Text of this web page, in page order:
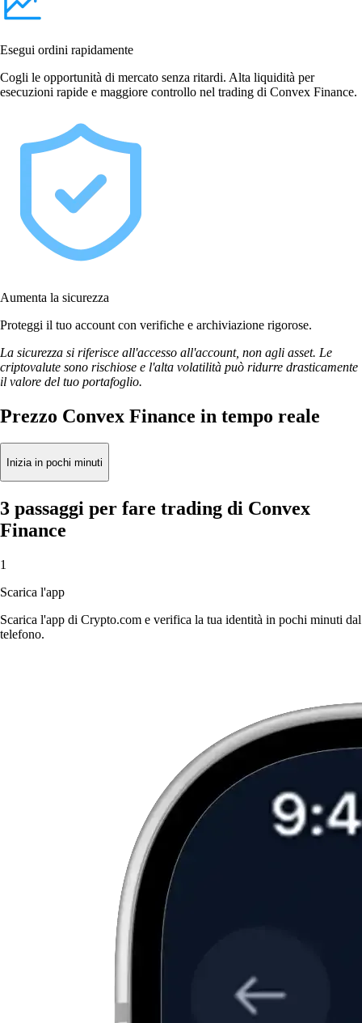
Esegui ordini rapidamente
Cogli le opportunità di mercato senza ritardi. Alta liquidità per
esecuzioni rapide e maggiore controllo nel trading di Convex Finance.
Aumenta la sicurezza
Proteggi il tuo account con verifiche e archiviazione rigorose.
La sicurezza si riferisce all'accesso all'account, non agli asset. Le
criptovalute sono rischiose e l'alta volatilità può ridurre drasticamente
il valore del tuo portafoglio.
Prezzo Convex Finance in tempo reale
Inizia in pochi minuti
3 passaggi per fare trading di Convex
Finance
1
Scarica l'app
Scarica l'app di Crypto.com e verifica la tua identità in pochi minuti dal
telefono.